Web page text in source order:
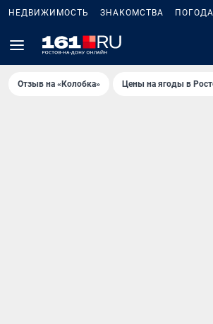
НЕДВИЖИМОСТЬ ЗНАКОМСТВА ПОГОДА
Отзыв на «Колобка» Цены на ягоды в